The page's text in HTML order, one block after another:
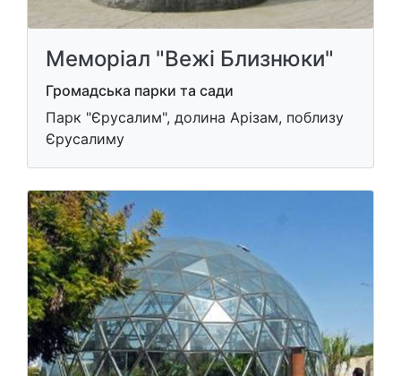
Меморіал "Вежі Близнюки"
Громадська парки та сади
Парк "Єрусалим", долина Арізам, поблизу
Єрусалиму